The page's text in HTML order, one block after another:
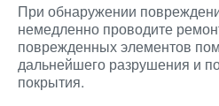
При обнаружении
немедленно проводите
поврежденных элементов
дальнейшего разрушения и
покрытия.